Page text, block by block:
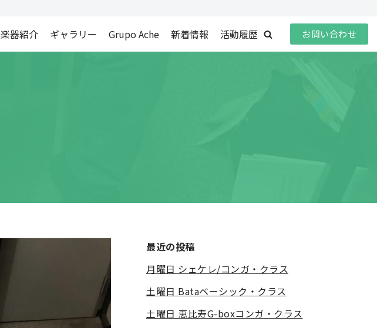
楽器紹介 ギャラリー Grupo Ache 新着情報 活動履歴 お問い合わせ
最近の投稿
月曜日 シェケレ/コンガ・クラス
土曜日 Bataベーシック・クラス
土曜日 恵比寿G-boxコンガ・クラス